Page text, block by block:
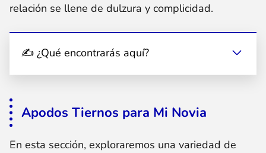
relación se llene de dulzura y complicidad.
✍ ¿Qué encontrarás aquí?
Apodos Tiernos para Mi Novia
En esta sección, exploraremos una variedad de